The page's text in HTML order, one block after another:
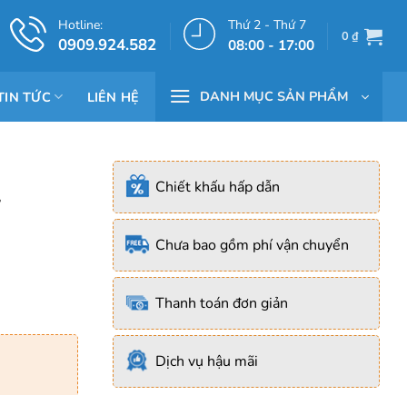
Hotline:
0909.924.582
Thứ 2 - Thứ 7
08:00 - 17:00 0₫
TỨC LIÊN HỆ DANH MỤC SẢN PHẨM
Chiết khấu hấp dẫn
Chưa bao gồm phí vận chuyển
Thanh toán đơn giản
Dịch vụ hậu mãi